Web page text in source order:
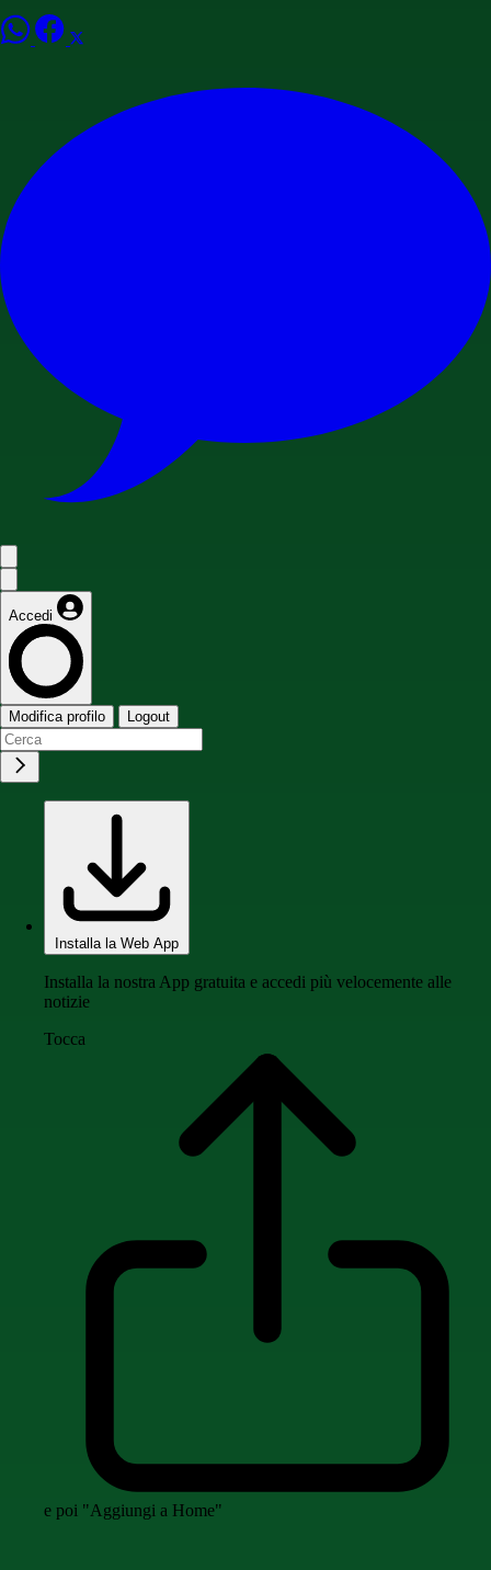
Accedi
Modifica profilo Logout
Installa la Web App
Installa la nostra App gratuita e accedi più velocemente alle
notizie
Tocca
e poi "Aggiungi a Home"